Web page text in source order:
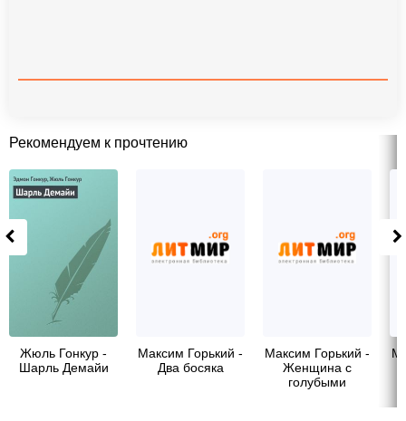
Рекомендуем к прочтению
Жюль Гонкур -
Шарль Демайи
Максим Горький -
Два босяка
Максим Горький -
Женщина с
голубыми